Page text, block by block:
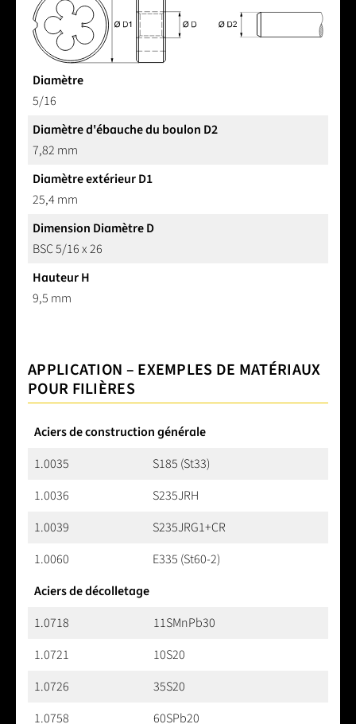
Diamètre
5/16
Diamètre d'ébauche du boulon D2
7,82 mm
Diamètre extérieur D1
25,4 mm
Dimension Diamètre D
BSC 5/16 x 26
Hauteur H
9,5 mm
APPLICATION – EXEMPLES DE MATÉRIAUX
POUR FILIÈRES
Aciers de construction générale
1.0035
S185 (St33)
1.0036
S235JRH
1.0039
S235JRG1+CR
1.0060
E335 (St60-2)
Aciers de décolletage
1.0718
11SMnPb30
1.0721
10S20
1.0726
35S20
1.0758
60SPb20